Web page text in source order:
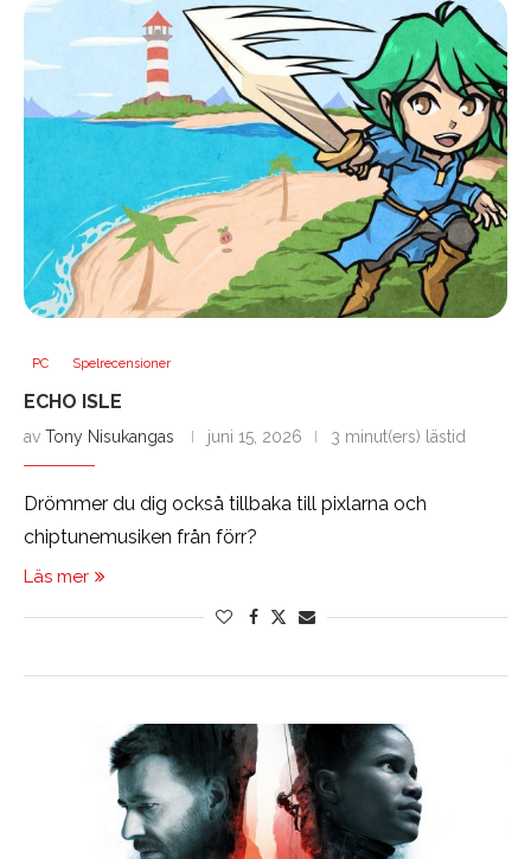
PC Spelrecensioner
ECHO ISLE
av Tony Nisukangas juni 15, 2026 3 minut(ers) lästid
Drömmer du dig också tillbaka till pixlarna och
chiptunemusiken från förr?
Läs mer